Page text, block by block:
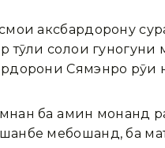
аксбардорону
тӯли солҳои гуногуни
Сямэнро рӯи
ба ҳамин монанд
мебошанд, ба